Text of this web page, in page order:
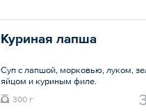
Куриная лапша
Суп с лапшой, морковью, луком,
яйцом и куриным филе.
Общий вес – 300 г
300 г